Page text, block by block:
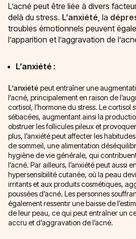
L’acné peut être liée à divers
delà du stress. L’anxiété , la
troubles émotionnels peuvent
l’apparition et l’aggravation de
L’anxiété :
L’anxiété peut entraîner une
l’acné, principalement en raison de
cortisol, l’hormone du stress. Le cortisol
sébacées, augmentant ainsi la
obstruer les follicules pileux et
plus, l’anxiété peut affecter les
de sommeil, une alimentation
hygiène de vie générale, qui
l’acné. Par ailleurs, l’anxiété peut aussi
hypersensibilité cutanée, où la peau
irritants et aux produits cosmétiques,
poussées d’acné. Les personnes
également ressentir une baisse de
de leur peau, ce qui peut entraîner un
accru et d’aggravation de l’acné.